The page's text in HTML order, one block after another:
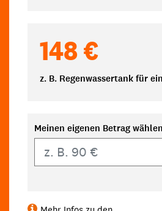
148 €
z. B. Regenwassertank für
Meinen eigenen Betrag wählen